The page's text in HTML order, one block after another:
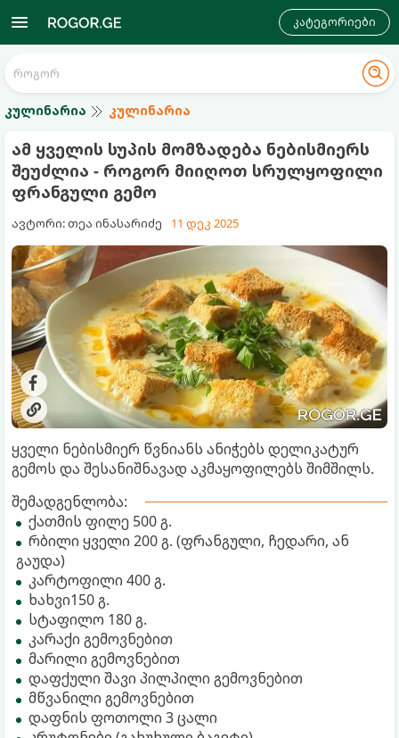
კატეგორიები
კულინარია კულინარია
ამ ყველის სუპის მომზადება ნებისმიერს
შეუძლია - როგორ მიიღოთ სრულყოფილი
ფრანგული გემო
ავტორი: თეა ინასარიძე 11 დეკ 2025
ყველი ნებისმიერ წვნიანს ანიჭებს დელიკატურ
გემოს და შესანიშნავად აკმაყოფილებს შიმშილს.
შემადგენლობა:
ქათმის ფილე 500 გ.
რბილი ყველი 200 გ. (ფრანგული, ჩედარი, ან
გაუდა)
კარტოფილი 400 გ.
ხახვი150 გ.
სტაფილო 180 გ.
კარაქი გემოვნებით
მარილი გემოვნებით
დაფქული შავი პილპილი გემოვნებით
მწვანილი გემოვნებით
დაფნის ფოთოლი 3 ცალი